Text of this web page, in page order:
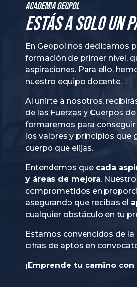
Academia GeoPol
Estás a solo un
En Geopol nos dedicamos
formación de primer nivel,
aspiraciones. Para ello,
nuestro equipo docente.
Al unirte a nosotros,
de las
Fuerzas y Cuerpos de
formaremos para
los valores y principios que
cuerpo que elijas.
Entendemos que cada
y áreas de mejora.
comprometidos en
asegurando que recibas el
cualquier obstáculo en tu
Estamos convencidos de
cifras de aptos en
¡Emprende tu camino